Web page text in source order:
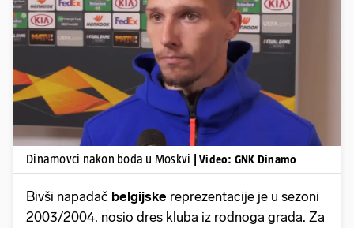
Pokretanje videa...
Dinamovci nakon boda u Moskvi | Video: GNK Dinamo
Bivši napadač belgijske reprezentacije je u sezoni
2003/2004. nosio dres kluba iz rodnoga grada. Za